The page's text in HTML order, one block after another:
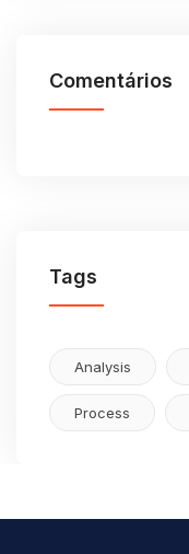
Comentários
Tags
Analysis
Process